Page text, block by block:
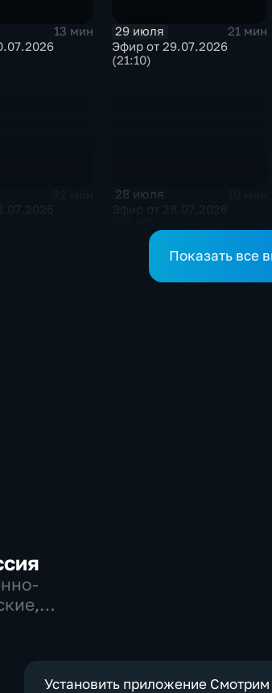
13 мин
29 июля
21 мин
Эфир от 29.07.2026
(21:10)
28 июля
Показать все
Установить приложение Смотрим